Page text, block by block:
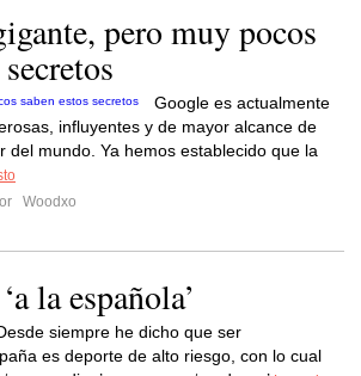
pero muy pocos
Google es actualmente
influyentes y de mayor alcance de
del mundo. Ya hemos establecido que la
Woodxo
la española’
siempre he dicho que ser
es deporte de alto riesgo, con lo cual